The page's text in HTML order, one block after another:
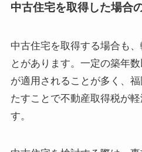
中古住宅を取得した場合
中古住宅を取得する場合も
とがあります。一定の築年
が適用されることが多く、
たすことで不動産取得税が
す。